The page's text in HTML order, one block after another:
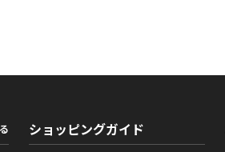
ショッピングガイド